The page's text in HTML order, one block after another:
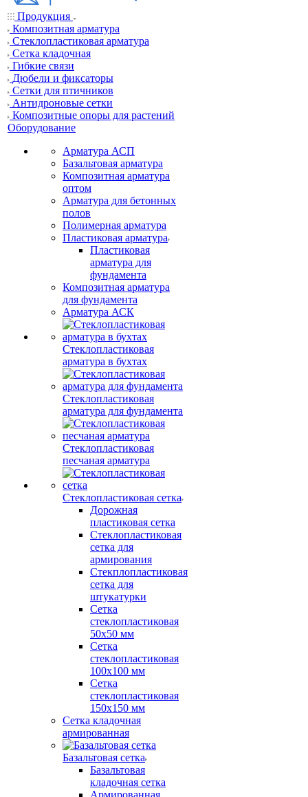
Продукция
Композитная арматура
Cтеклопластиковая арматура
Сетка кладочная
Гибкие связи
Дюбели и фиксаторы
Сетки для птичников
Антидроновые сетки
Композитные опоры для растений
Оборудование
Арматура АСП
Базальтовая арматура
Композитная арматура
оптом
Арматура для бетонных
полов
Полимерная арматура
Пластиковая арматура
Пластиковая
арматура для
фундамента
Композитная арматура
для фундамента
Арматура АСК
Стеклопластиковая
арматура в бухтах
Стеклопластиковая
арматура для фундамента
Стеклопластиковая
песчаная арматура
Стеклопластиковая сетка
Дорожная
пластиковая сетка
Стеклопластиковая
сетка для
армирования
Стекплопластиковая
сетка для
штукатурки
Сетка
стеклопластиковая
50x50 мм
Сетка
стеклопластиковая
100x100 мм
Сетка
стеклопластиковая
150x150 мм
Сетка кладочная
армированная
Базальтовая сетка
Базальтовая
кладочная сетка
Армированная